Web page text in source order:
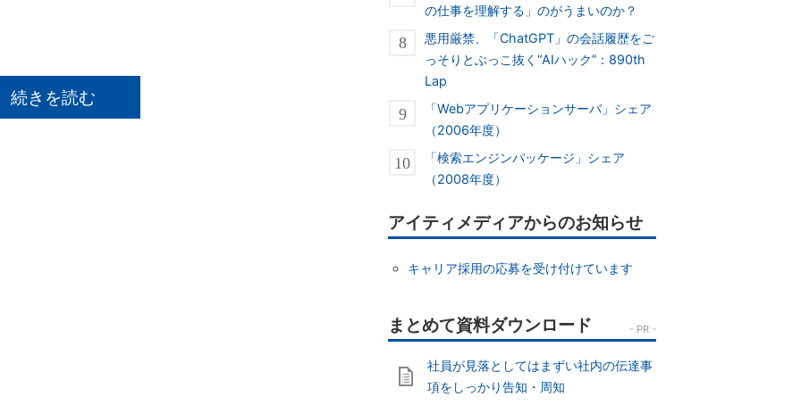
続きを読む
の仕事を理解する」のがうまいのか？
悪用厳禁、「ChatGPT」の会話履歴をご
っそりとぶっこ抜く“AIハック”：890th
Lap
「Webアプリケーションサーバ」シェア
（2006年度）
「検索エンジンパッケージ」シェア
（2008年度）
アイティメディアからのお知らせ
キャリア採用の応募を受け付けています
社員が見落としてはまずい社内の伝達事
項をしっかり告知・周知